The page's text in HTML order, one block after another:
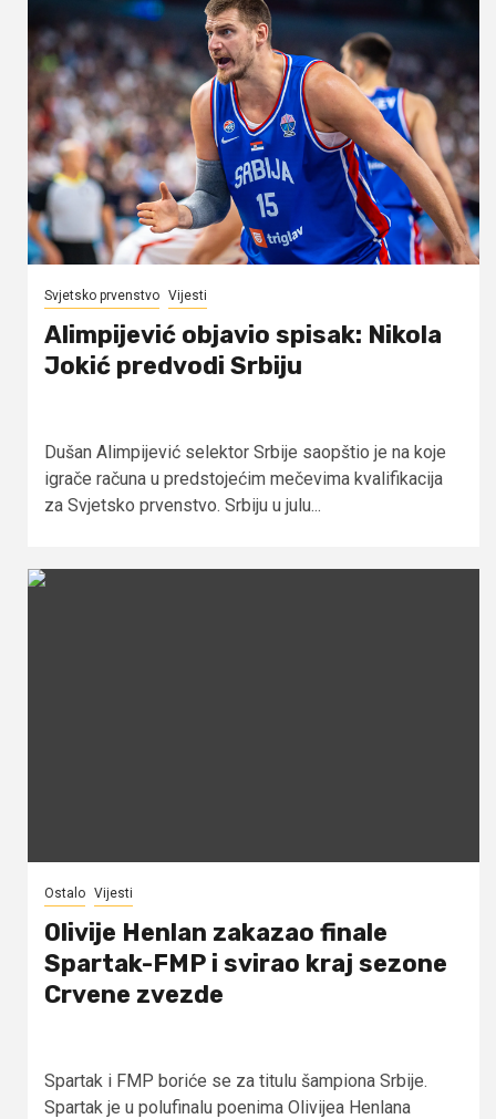
Svjetsko prvenstvo Vijesti
Alimpijević objavio spisak: Nikola
Jokić predvodi Srbiju
Dušan Alimpijević selektor Srbije saopštio je na koje
igrače računa u predstojećim mečevima kvalifikacija
za Svjetsko prvenstvo. Srbiju u julu...
Ostalo Vijesti
Olivije Henlan zakazao finale
Spartak-FMP i svirao kraj sezone
Crvene zvezde
Spartak i FMP boriće se za titulu šampiona Srbije.
Spartak je u polufinalu poenima Olivijea Henlana